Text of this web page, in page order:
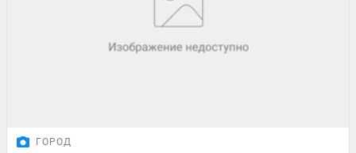
ГОРОД